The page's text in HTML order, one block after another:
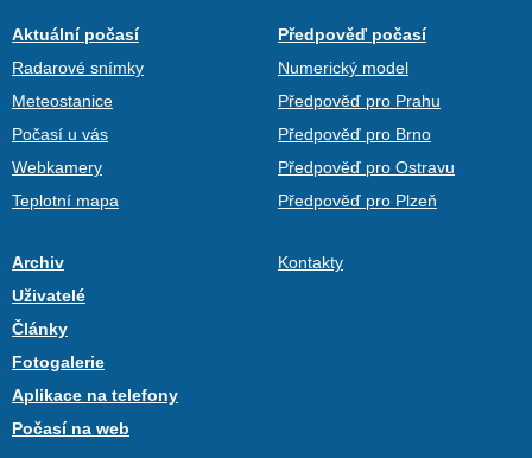
Aktuální počasí
Radarové snímky
Meteostanice
Počasí u vás
Webkamery
Teplotní mapa
Předpověď počasí
Numerický model
Předpověď pro Prahu
Předpověď pro Brno
Předpověď pro Ostravu
Předpověď pro Plzeň
Archiv
Uživatelé
Články
Fotogalerie
Aplikace na telefony
Počasí na web
Kontakty